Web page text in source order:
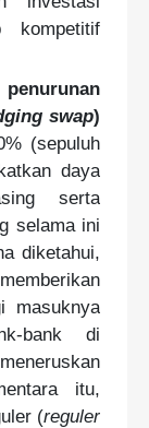
kompetitif
swap)
(sepuluh
daya
serta
selama ini
diketahui,
masuknya
bank di
itu,
(reguler